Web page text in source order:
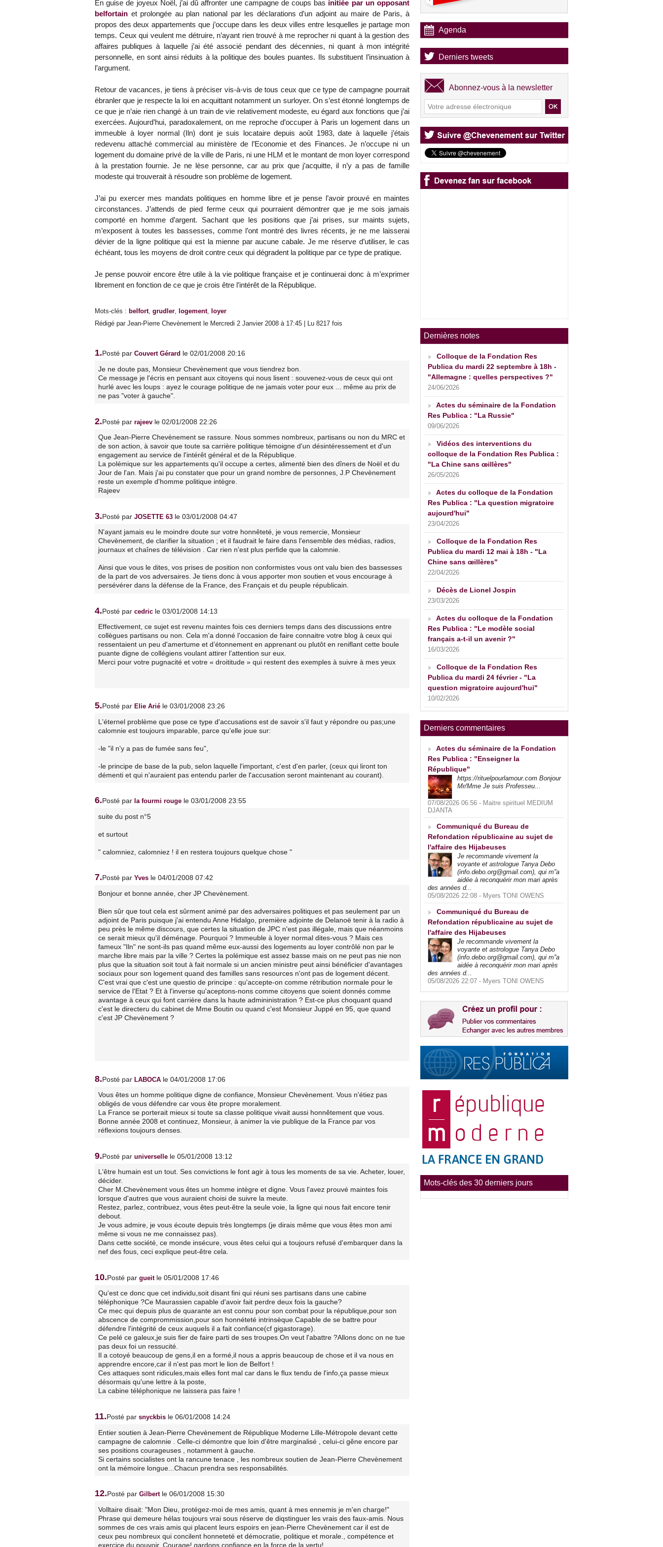
En guise de joyeux Noël, j’ai dû affronter une campagne de coups bas initiée par un opposant
belfortain et prolongée au plan national par les déclarations d’un adjoint au maire de Paris, à
propos des deux appartements que j’occupe dans les deux villes entre lesquelles je partage mon
temps. Ceux qui veulent me détruire, n’ayant rien trouvé à me reprocher ni quant à la gestion des
affaires publiques à laquelle j’ai été associé pendant des décennies, ni quant à mon intégrité
personnelle, en sont ainsi réduits à la politique des boules puantes. Ils substituent l’insinuation à
l’argument.
Retour de vacances, je tiens à préciser vis-à-vis de tous ceux que ce type de campagne pourrait
ébranler que je respecte la loi en acquittant notamment un surloyer. On s’est étonné longtemps de
ce que je n’aie rien changé à un train de vie relativement modeste, eu égard aux fonctions que j’ai
exercées. Aujourd’hui, paradoxalement, on me reproche d’occuper à Paris un logement dans un
immeuble à loyer normal (Iln) dont je suis locataire depuis août 1983, date à laquelle j’étais
redevenu attaché commercial au ministère de l’Economie et des Finances. Je n’occupe ni un
logement du domaine privé de la ville de Paris, ni une HLM et le montant de mon loyer correspond
à la prestation fournie. Je ne lèse personne, car au prix que j’acquitte, il n’y a pas de famille
modeste qui trouverait à résoudre son problème de logement.
J’ai pu exercer mes mandats politiques en homme libre et je pense l’avoir prouvé en maintes
circonstances. J’attends de pied ferme ceux qui pourraient démontrer que je me sois jamais
comporté en homme d’argent. Sachant que les positions que j’ai prises, sur maints sujets,
m’exposent à toutes les bassesses, comme l’ont montré des livres récents, je ne me laisserai
dévier de la ligne politique qui est la mienne par aucune cabale. Je me réserve d’utiliser, le cas
échéant, tous les moyens de droit contre ceux qui dégradent la politique par ce type de pratique.
Je pense pouvoir encore être utile à la vie politique française et je continuerai donc à m’exprimer
librement en fonction de ce que je crois être l’intérêt de la République.
Mots-clés : belfort, grudler, logement, loyer
Rédigé par Jean-Pierre Chevènement le Mercredi 2 Janvier 2008 à 17:45 | Lu 8217 fois
1.Posté par Couvert Gérard le 02/01/2008 20:16
Je ne doute pas, Monsieur Chevènement que vous tiendrez bon.
Ce message je l'écris en pensant aux citoyens qui nous lisent : souvenez-vous de ceux qui ont
hurlé avec les loups : ayez le courage politique de ne jamais voter pour eux ... même au prix de
ne pas "voter à gauche".
2.Posté par rajeev le 02/01/2008 22:26
Que Jean-Pierre Chevènement se rassure. Nous sommes nombreux, partisans ou non du MRC et
de son action, à savoir que toute sa carrière politique témoigne d'un désintéressement et d'un
engagement au service de l'intérêt général et de la République.
La polémique sur les appartements qu'il occupe a certes, alimenté bien des dîners de Noël et du
Jour de l'an. Mais j'ai pu constater que pour un grand nombre de personnes, J.P Chevènement
reste un exemple d'homme politique intègre.
Rajeev
3.Posté par JOSETTE 63 le 03/01/2008 04:47
N'ayant jamais eu le moindre doute sur votre honnêteté, je vous remercie, Monsieur
Chevènement, de clarifier la situation ; et il faudrait le faire dans l'ensemble des médias, radios,
journaux et chaînes de télévision . Car rien n'est plus perfide que la calomnie.
Ainsi que vous le dites, vos prises de position non conformistes vous ont valu bien des bassesses
de la part de vos adversaires. Je tiens donc à vous apporter mon soutien et vous encourage à
persévérer dans la défense de la France, des Français et du peuple républicain.
4.Posté par cedric le 03/01/2008 14:13
Effectivement, ce sujet est revenu maintes fois ces derniers temps dans des discussions entre
collègues partisans ou non. Cela m'a donné l'occasion de faire connaitre votre blog à ceux qui
ressentaient un peu d'amertume et d’étonnement en apprenant ou plutôt en reniflant cette boule
puante digne de collégiens voulant attirer l’attention sur eux.
Merci pour votre pugnacité et votre « droititude » qui restent des exemples à suivre à mes yeux
5.Posté par Elie Arié le 03/01/2008 23:26
L'éternel problème que pose ce type d'accusations est de savoir s'il faut y répondre ou pas;une
calomnie est toujours imparable, parce qu'elle joue sur:
-le "il n'y a pas de fumée sans feu",
-le principe de base de la pub, selon laquelle l'important, c'est d'en parler, (ceux qui liront ton
démenti et qui n'auraient pas entendu parler de l'accusation seront maintenant au courant).
6.Posté par la fourmi rouge le 03/01/2008 23:55
suite du post n°5
et surtout
" calomniez, calomniez ! il en restera toujours quelque chose "
7.Posté par Yves le 04/01/2008 07:42
Bonjour et bonne année, cher JP Chevènement.
Bien sûr que tout cela est sûrment animé par des adversaires politiques et pas seulement par un
adjoint de Paris puisque j'ai entendu Anne Hidalgo, première adjointe de Delanoë tenir à la radio à
peu près le même discours, que certes la situation de JPC n'est pas illégale, mais que néanmoins
ce serait mieux qu'il déménage. Pourquoi ? Immeuble à loyer normal dites-vous ? Mais ces
fameux "Iln" ne sont-ils pas quand même eux-aussi des logements au loyer contrôlé non par le
marche libre mais par la ville ? Certes la polémique est assez basse mais on ne peut pas nie non
plus que la situation soit tout à fait normale si un ancien ministre peut ainsi bénéficier d'avantages
sociaux pour son logement quand des familles sans resources n'ont pas de logement décent.
C'est vrai que c'est une questio de principe : qu'accepte-on comme rétribution normale pour le
service de l'Etat ? Et à l'inverse qu'aceptons-nons comme citoyens que soient donnés comme
avantage à ceux qui font carrière dans la haute admininistration ? Est-ce plus choquant quand
c'est le directeru du cabinet de Mme Boutin ou quand c'est Monsieur Juppé en 95, que quand
c'est JP Chevènement ?
8.Posté par LABOCA le 04/01/2008 17:06
Vous êtes un homme politique digne de confiance, Monsieur Chevènement. Vous n'étiez pas
obligés de vous défendre car vous ête propre moralement.
La France se porterait mieux si toute sa classe politique vivait aussi honnêtement que vous.
Bonne année 2008 et continuez, Monsieur, à animer la vie publique de la France par vos
réflexions toujours denses.
9.Posté par universelle le 05/01/2008 13:12
L'être humain est un tout. Ses convictions le font agir à tous les moments de sa vie. Acheter, louer,
décider.
Cher M.Chevènement vous êtes un homme intègre et digne. Vous l'avez prouvé maintes fois
lorsque d'autres que vous auraient choisi de suivre la meute.
Restez, parlez, contribuez, vous êtes peut-être la seule voie, la ligne qui nous fait encore tenir
debout.
Je vous admire, je vous écoute depuis très longtemps (je dirais même que vous êtes mon ami
même si vous ne me connaissez pas).
Dans cette société, ce monde insécure, vous êtes celui qui a toujours refusé d'embarquer dans la
nef des fous, ceci explique peut-être cela.
10.Posté par gueit le 05/01/2008 17:46
Qu'est ce donc que cet individu,soit disant fini qui réuni ses partisans dans une cabine
téléphonique ?Ce Maurassien capable d'avoir fait perdre deux fois la gauche?
Ce mec qui depuis plus de quarante an est connu pour son combat pour la république,pour son
abscence de comprommission,pour son honnéteté intrinsèque.Capable de se battre pour
défendre l'intégrité de ceux auquels il a fait confiance(cf gigastorage).
Ce pelé ce galeux,je suis fier de faire parti de ses troupes.On veut l'abattre ?Allons donc on ne tue
pas deux foi un ressucité.
Il a cotoyé beaucoup de gens,il en a formé,il nous a appris beaucoup de chose et il va nous en
apprendre encore,car il n'est pas mort le lion de Belfort !
Ces attaques sont ridicules,mais elles font mal car dans le flux tendu de l'info,ça passe mieux
désormais qu'une lettre à la poste,
La cabine téléphonique ne laissera pas faire !
11.Posté par snyckbis le 06/01/2008 14:24
Entier soutien à Jean-Pierre Chevènement de République Moderne Lille-Métropole devant cette
campagne de calomnie . Celle-ci démontre que loin d'être marginalisé , celui-ci gêne encore par
ses positions courageuses , notamment à gauche.
Si certains socialistes ont la rancune tenace , les nombreux soutien de Jean-Pierre Chevènement
ont la mémoire longue...Chacun prendra ses responsabilités.
12.Posté par Gilbert le 06/01/2008 15:30
Volltaire disait: "Mon Dieu, protégez-moi de mes amis, quant à mes ennemis je m'en charge!"
Phrase qui demeure hélas toujours vrai sous réserve de diqstinguer les vrais des faux-amis. Nous
sommes de ces vrais amis qui placent leurs espoirs en jean-Pierre Chevènement car il est de
ceux peu nombreux qui concilent honneteté et démocratie, politique et morale., compétence et
exercice du pouvoir, Courage! gardons confiance en la force de la vertu!
Agenda
Derniers tweets
Abonnez-vous à la newsletter
Dernières notes
Colloque de la Fondation Res
Publica du mardi 22 septembre à 18h -
"Allemagne : quelles perspectives ?"
24/06/2026
Actes du séminaire de la Fondation
Res Publica : "La Russie"
09/06/2026
Vidéos des interventions du
colloque de la Fondation Res Publica :
"La Chine sans œillères"
26/05/2026
Actes du colloque de la Fondation
Res Publica : "La question migratoire
aujourd'hui"
23/04/2026
Colloque de la Fondation Res
Publica du mardi 12 mai à 18h - "La
Chine sans œillères"
22/04/2026
Décès de Lionel Jospin
23/03/2026
Actes du colloque de la Fondation
Res Publica : "Le modèle social
français a-t-il un avenir ?"
16/03/2026
Colloque de la Fondation Res
Publica du mardi 24 février - "La
question migratoire aujourd'hui"
10/02/2026
Derniers commentaires
Actes du séminaire de la Fondation
Res Publica : "Enseigner la
République"
https://rituelpourlamour.com Bonjour
Mr/Mme Je suis Professeu...
07/08/2026 06:56 - Maitre spirituel MEDIUM
DJANTA
Communiqué du Bureau de
Refondation républicaine au sujet de
l'affaire des Hijabeuses
Je recommande vivement la
voyante et astrologue Tanya Debo
(info.debo.org@gmail.com), qui m''a
aidée à reconquérir mon mari après
des années d...
05/08/2026 22:08 - Myers TONI OWENS
Communiqué du Bureau de
Refondation républicaine au sujet de
l'affaire des Hijabeuses
Je recommande vivement la
voyante et astrologue Tanya Debo
(info.debo.org@gmail.com), qui m''a
aidée à reconquérir mon mari après
des années d...
05/08/2026 22:07 - Myers TONI OWENS
Mots-clés des 30 derniers jours